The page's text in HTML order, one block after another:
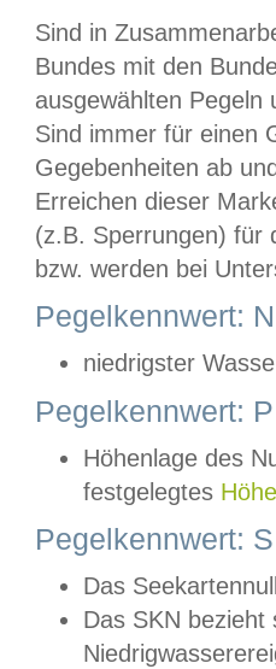
Sind in
Bundes mit den
ausgewählten
Sind immer für einen
Gegebenheiten ab
Erreichen dieser
(z.B. Sperrungen) für
bzw. werden bei
Pegelkennwert:
niedrigster
Pegelkennwert:
Höhenlage des
festgelegtes
Pegelkennwert:
Das
Das SKN